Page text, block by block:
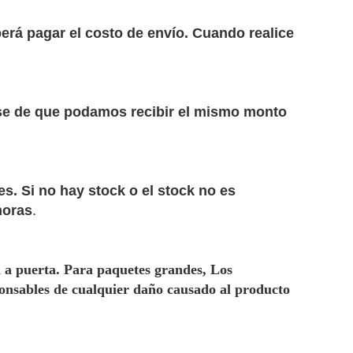
pagar el costo de envío. Cuando realice
de que podamos recibir el mismo monto
Si no hay stock o el stock no es
.
puerta. Para paquetes grandes, Los
de cualquier daño causado al producto